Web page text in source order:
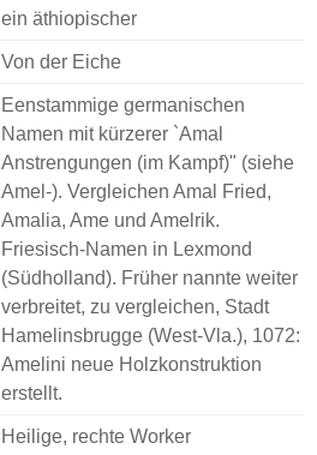
ein äthiopischer
Von der Eiche
Eenstammige germanischen
Namen mit kürzerer `Amal
Anstrengungen (im Kampf)" (siehe
Amel-). Vergleichen Amal Fried,
Amalia, Ame und Amelrik.
Friesisch-Namen in Lexmond
(Südholland). Früher nannte weiter
verbreitet, zu vergleichen, Stadt
Hamelinsbrugge (West-Vla.), 1072:
Amelini neue Holzkonstruktion
erstellt.
Heilige, rechte Worker